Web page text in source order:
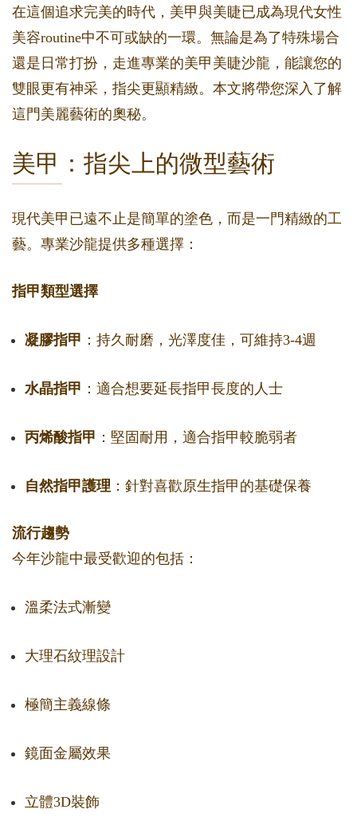
在這個追求完美的時代，美甲與美睫已成為現代女性
美容routine中不可或缺的一環。無論是為了特殊場合
還是日常打扮，走進專業的美甲美睫沙龍，能讓您的
雙眼更有神采，指尖更顯精緻。本文將帶您深入了解
這門美麗藝術的奧秘。
美甲：指尖上的微型藝術
現代美甲已遠不止是簡單的塗色，而是一門精緻的工
藝。專業沙龍提供多種選擇：
指甲類型選擇
凝膠指甲 ：持久耐磨，光澤度佳，可維持3-4週
水晶指甲 ：適合想要延長指甲長度的人士
丙烯酸指甲 ：堅固耐用，適合指甲較脆弱者
自然指甲護理 ：針對喜歡原生指甲的基礎保養
流行趨勢
今年沙龍中最受歡迎的包括：
溫柔法式漸變
大理石紋理設計
極簡主義線條
鏡面金屬效果
立體3D裝飾